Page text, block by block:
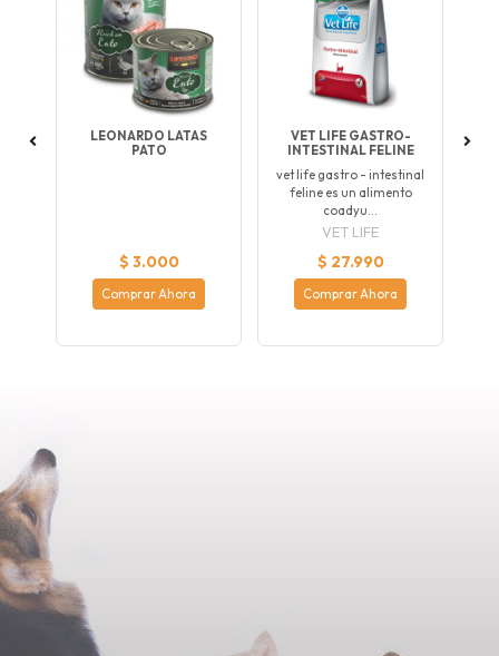
LEONARDO LATAS
PATO
$ 3.000
Comprar Ahora
VET LIFE GASTRO-
INTESTINAL FELINE
vet life gastro - intestinal
feline es un alimento
coadyu...
VET LIFE
$ 27.990
Comprar Ahora